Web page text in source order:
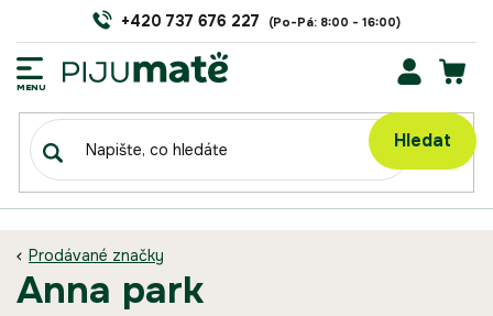
Hledat
+420 737 676 227
Prodávané značky
anna park